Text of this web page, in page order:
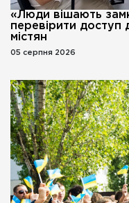
«Люди вішають
перевірити доступ
містян
05 серпня 2026